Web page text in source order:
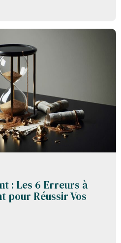
: Les 6 Erreurs à
pour Réussir Vos